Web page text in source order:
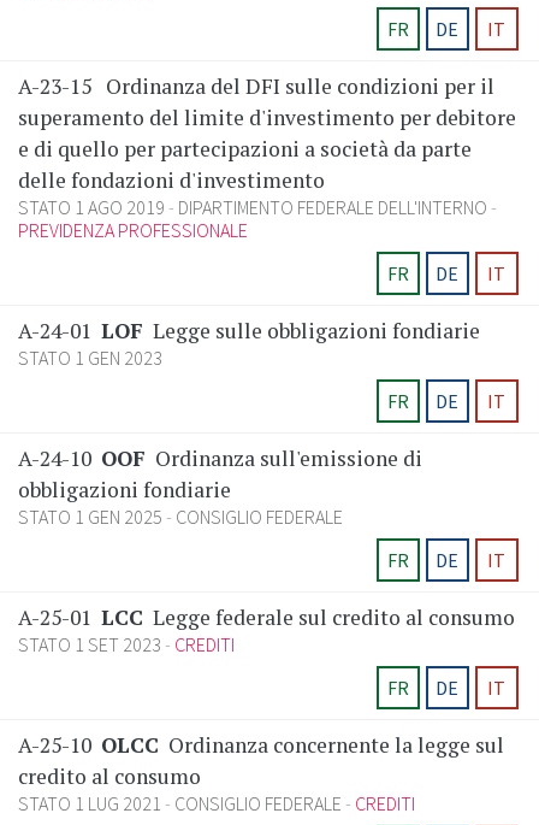
FR
DE IT
A-23-15 Ordinanza del DFI sulle condizioni per il
superamento del limite d'investimento per debitore
e di quello per partecipazioni a società da parte
delle fondazioni d'investimento
STATO 1 AGO 2019
DIPARTIMENTO FEDERALE DELL'INTERNO
PREVIDENZA PROFESSIONALE
FR
DE IT
A-24-01 LOF Legge sulle obbligazioni fondiarie
STATO 1 GEN 2023
FR
DE IT
A-24-10 OOF Ordinanza sull'emissione di
obbligazioni fondiarie
STATO 1 GEN 2025
CONSIGLIO FEDERALE
FR
DE IT
A-25-01 LCC Legge federale sul credito al consumo
STATO 1 SET 2023
CREDITI
FR
DE IT
A-25-10 OLCC Ordinanza concernente la legge sul
credito al consumo
STATO 1 LUG 2021 CONSIGLIO FEDERALE
CREDITI